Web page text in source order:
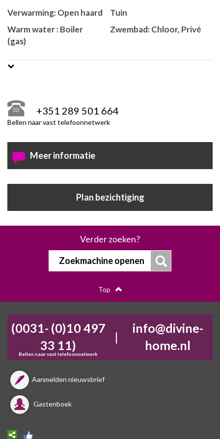
Verwarming: Open haard
Warm water : Boiler
(gas)
Tuin
Zwembad: Chloor, Privé
+351 289 501 664
Bellen naar vast telefoonnetwerk
Meer informatie
Plan bezichtiging
Verder zoeken?
Zoekmachine openen
Top
(0031- (0)10 497
33 11)
Bellen naar vast telefoonnetwerk
|
info@divine-
home.nl
Aanmelden nieuwsbrief
Gastenboek